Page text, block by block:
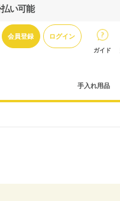
い可能
会員登録 ログイン
ガイド
手入れ用品